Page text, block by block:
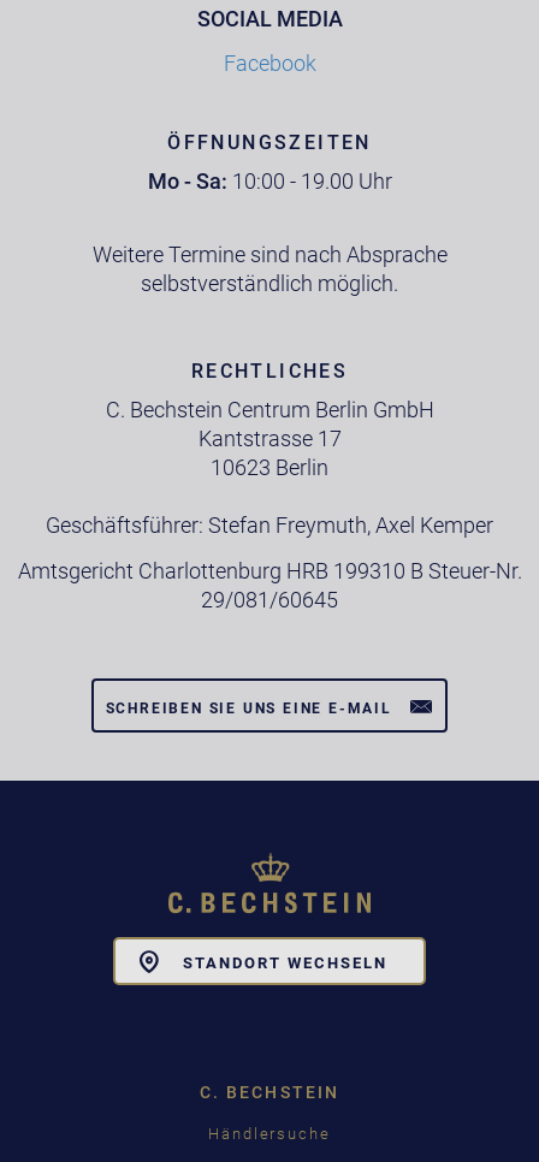
SOCIAL MEDIA
Facebook
ÖFFNUNGSZEITEN
Mo - Sa: 10:00 - 19.00 Uhr
Weitere Termine sind nach Absprache
selbstverständlich möglich.
RECHTLICHES
C. Bechstein Centrum Berlin GmbH
Kantstrasse 17
10623 Berlin
Geschäftsführer: Stefan Freymuth, Axel Kemper
Amtsgericht Charlottenburg HRB 199310 B Steuer-Nr.
29/081/60645
SCHREIBEN SIE UNS EINE E-MAIL
STANDORT WECHSELN
C. BECHSTEIN
Händlersuche